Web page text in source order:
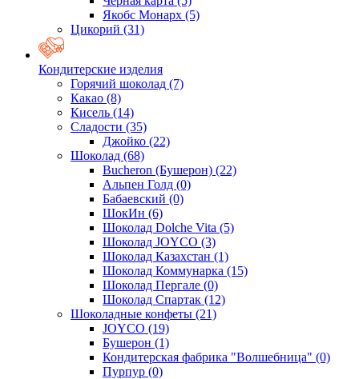
Якобс Монарх (5)
Цикорий (31)
Кондитерские изделия
Горячий шоколад (7)
Какао (8)
Кисель (14)
Сладости (35)
Джойко (22)
Шоколад (68)
Bucheron (Бушерон) (22)
Альпен Голд (0)
Бабаевский (0)
ШокИн (6)
Шоколад Dolche Vita (5)
Шоколад JOYCO (3)
Шоколад Казахстан (1)
Шоколад Коммунарка (15)
Шоколад Пергале (0)
Шоколад Спартак (12)
Шоколадные конфеты (21)
JOYCO (19)
Бушерон (1)
Кондитерская фабрика "Волшебница" (0)
Пурпур (0)